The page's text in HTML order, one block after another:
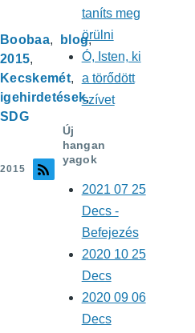
Boobaa
blog
2015
Kecskemét
igehirdetések
SDG
2015
taníts meg
örülni
Ó, Isten, ki
a törődött
szívet
Új
hangan
yagok
2021 07 25
Decs -
Befejezés
2020 10 25
Decs
2020 09 06
Decs